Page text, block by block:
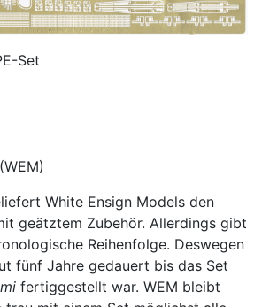
Set
White Ensign Models den
geätztem Zubehör. Allerdings gibt
Reihenfolge. Deswegen
fünf Jahre gedauert bis das Set
fertiggestellt war. WEM bleibt